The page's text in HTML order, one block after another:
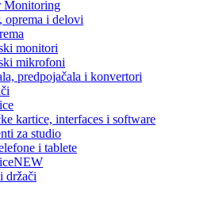
Monitoring
oprema i delovi
monitori
mikrofoni
predpojačala i konvertori
kartice, interfaces i software
za studio
i tablete
NEW
držači